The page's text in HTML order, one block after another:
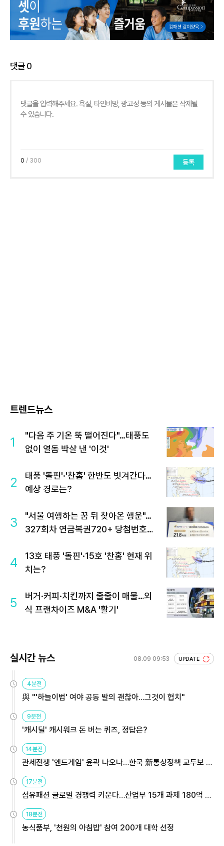
댓글0
0 / 300 등록
트렌드뉴스
1
"다음 주 기온 뚝 떨어진다"…태풍도
없이 열돔 박살 낸 '이것'
2
태풍 '돌핀'·'찬홈' 한반도 빗겨간다…
예상 경로는?
3
"서울 여행하는 꿈 뒤 찾아온 행운"…
327회차 연금복권720+ 당첨번호조
4
13호 태풍 '돌핀'·15호 '찬홈' 현재 위
치는?
5
버거·커피·치킨까지 줄줄이 매물…외
식 프랜차이즈 M&A '활기'
실시간 뉴스 08.09 09:53 UPDATE
4분전
與 "'하늘이법' 여야 공동 발의 괜찮아…그것이 협치"
9분전
'캐시딜' 캐시워크 돈 버는 퀴즈, 정답은?
14분전
관세전쟁 '엔드게임' 윤곽 나오나…한국 新통상정책 교두보 활
용해야
17분전
섬유패션 글로벌 경쟁력 키운다…산업부 15개 과제 180억 지
원
18분전
농식품부, '천원의 아침밥' 참여 200개 대학 선정